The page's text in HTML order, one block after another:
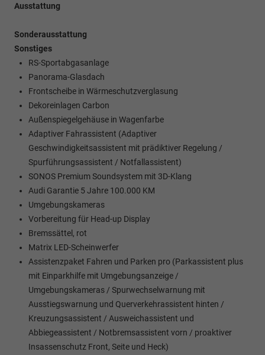
Ausstattung
Sonderausstattung
Sonstiges
RS-Sportabgasanlage
Panorama-Glasdach
Frontscheibe in Wärmeschutzverglasung
Dekoreinlagen Carbon
Außenspiegelgehäuse in Wagenfarbe
Adaptiver Fahrassistent (Adaptiver
Geschwindigkeitsassistent mit prädiktiver Regelung /
Spurführungsassistent / Notfallassistent)
SONOS Premium Soundsystem mit 3D-Klang
Audi Garantie 5 Jahre 100.000 KM
Umgebungskameras
Vorbereitung für Head-up Display
Bremssättel, rot
Matrix LED-Scheinwerfer
Assistenzpaket Fahren und Parken pro (Parkassistent plus
mit Einparkhilfe mit Umgebungsanzeige /
Umgebungskameras / Spurwechselwarnung mit
Ausstiegswarnung und Querverkehrassistent hinten /
Kreuzungsassistent / Ausweichassistent und
Abbiegeassistent / Notbremsassistent vorn / proaktiver
Insassenschutz Front, Seite und Heck)